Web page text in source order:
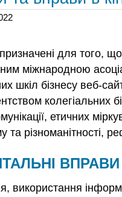
для того,
міжнародною
шкіл бізнесу веб-
колегіальних
етичних
та різноманітності,
ВПРАВИ
використання